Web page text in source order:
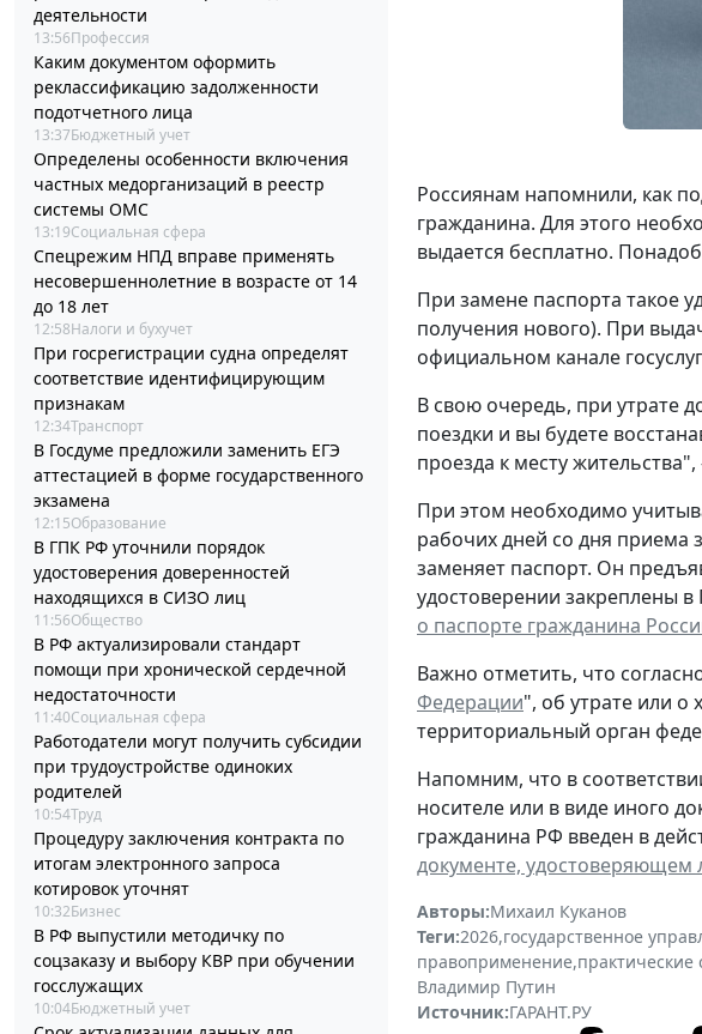
деятельности
13:56Профессия
Каким документом оформить
реклассификацию задолженности
подотчетного лица
13:37Бюджетный учет
Определены особенности включения
частных медорганизаций в реестр
системы ОМС
13:19Социальная сфера
Спецрежим НПД вправе применять
несовершеннолетние в возрасте от 14
до 18 лет
12:58Налоги и бухучет
При госрегистрации судна определят
соответствие идентифицирующим
признакам
12:34Транспорт
В Госдуме предложили заменить ЕГЭ
аттестацией в форме государственного
экзамена
12:15Образование
В ГПК РФ уточнили порядок
удостоверения доверенностей
находящихся в СИЗО лиц
11:56Общество
В РФ актуализировали стандарт
помощи при хронической сердечной
недостаточности
11:40Социальная сфера
Работодатели могут получить субсидии
при трудоустройстве одиноких
родителей
10:54Труд
Процедуру заключения контракта по
итогам электронного запроса
котировок уточнят
10:32Бизнес
В РФ выпустили методичку по
соцзаказу и выбору КВР при обучении
госслужащих
10:04Бюджетный учет
Россиянам напомнили, как
гражданина. Для этого
выдается бесплатно.
При замене паспорта такое
получения нового). При
официальном канале
В свою очередь, при утрате
поездки и вы будете
проезда к месту
При этом необходимо
рабочих дней со дня приема
заменяет паспорт. Он
удостоверении закреплены
о паспорте гражданина
Важно отметить, что
Федерации", об утрате или
территориальный орган
Напомним, что в
носителе или в виде иного
гражданина РФ введен в
документе, удостоверяющем
Авторы:Михаил Куканов
Теги:2026,государственное
правоприменение,практические
Владимир Путин
Источник:ГАРАНТ.РУ